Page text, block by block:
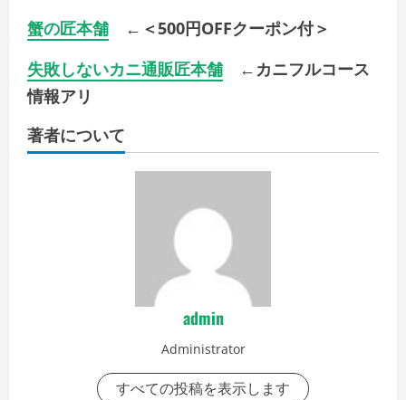
蟹の匠本舗 ←＜500円OFFクーポン付＞
失敗しないカニ通販匠本舗 ←カニフルコース
情報アリ
著者について
admin
Administrator
すべての投稿を表示します